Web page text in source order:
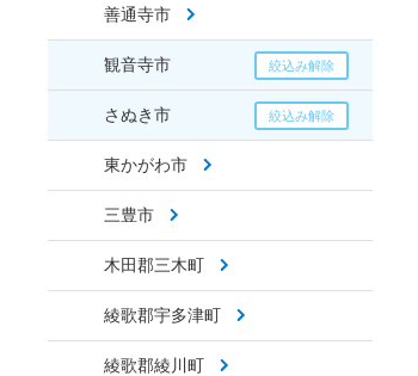
善通寺市
観音寺市
さぬき市
東かがわ市
三豊市
木田郡三木町
綾歌郡宇多津町
綾歌郡綾川町